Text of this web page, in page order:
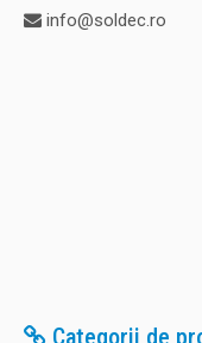
info@soldec.ro
Categorii de